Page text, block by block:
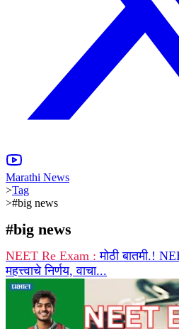
Marathi News
>Tag
>#big news
#big news
NEET Re Exam : मोठी बातमी.!
महत्त्वाचे निर्णय, वाचा...